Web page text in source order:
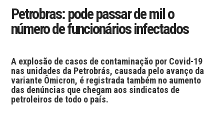
Petrobras: pode passar de mil o
número de funcionários infectados
A explosão de casos de contaminação por Covid-19
nas unidades da Petrobrás, causada pelo avanço da
variante Ômicron, é registrada também no aumento
das denúncias que chegam aos sindicatos de
petroleiros de todo o país.